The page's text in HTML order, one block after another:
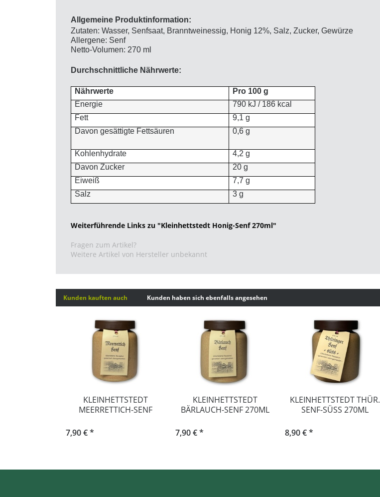
Allgemeine Produktinformation:
Zutaten: Wasser, Senfsaat, Branntweinessig, Honig 12%, Salz, Zucker, Gewürze
Allergene: Senf
Netto-Volumen: 270 ml
Durchschnittliche Nährwerte:
Nährwerte
Pro 100 g
Energie
790 kJ / 186 kcal
Fett
9,1 g
Davon gesättigte Fettsäuren
0,6 g
Kohlenhydrate
4,2 g
Davon Zucker
20 g
Eiweiß
7,7 g
Salz
3 g
Weiterführende Links zu "Kleinhettstedt Honig-Senf 270ml"
Fragen zum Artikel?
Weitere Artikel von Hersteller unbekannt
Kunden kauften auch Kunden haben sich ebenfalls angesehen
KLEINHETTSTEDT
MEERRETTICH-SENF
7,90 € *
KLEINHETTSTEDT
BÄRLAUCH-SENF 270ML
7,90 € *
KLEINHETTSTEDT THÜR.
SENF-SÜSS 270ML
8,90 € *